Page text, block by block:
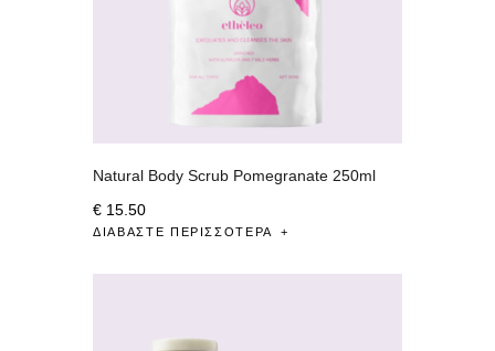
Natural Body Scrub Pomegranate 250ml
€ 15. 50
ΔΙΑΒΆΣΤΕ ΠΕΡΙΣΣΌΤΕΡΑ